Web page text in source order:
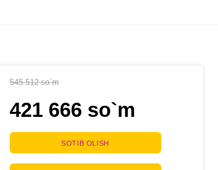
545 512 so`m
421 666 so`m
SOTIB OLISH